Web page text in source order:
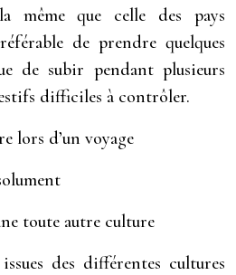
même que celle des pays
de prendre quelques
de subir pendant plusieurs
difficiles à contrôler.
lors d’un voyage
toute autre culture
des différentes cultures